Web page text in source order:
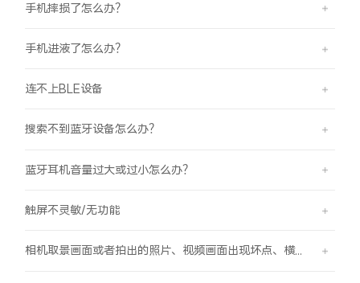
手机摔损了怎么办？
手机进液了怎么办？
连不上BLE设备
搜索不到蓝牙设备怎么办？
蓝牙耳机音量过大或过小怎么办？
触屏不灵敏/无功能
相机取景画面或者拍出的照片、视频画面出现坏点、横线、竖线的现象